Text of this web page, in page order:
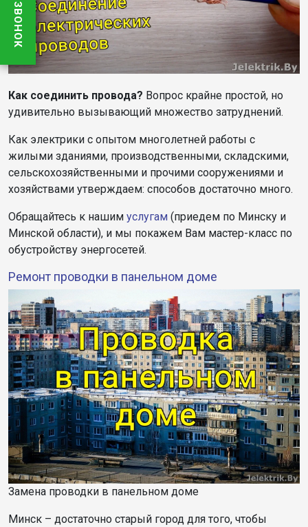
Как соединить провода? Вопрос крайне простой, но
удивительно вызывающий множество затруднений.
Как электрики с опытом многолетней работы с
жилыми зданиями, производственными, складскими,
сельскохозяйственными и прочими сооружениями и
хозяйствами утверждаем: способов достаточно много.
Обращайтесь к нашим услугам (приедем по Минску и
Минской области), и мы покажем Вам мастер-класс по
обустройству энергосетей.
Ремонт проводки в панельном доме
Замена проводки в панельном доме
Минск – достаточно старый город для того, чтобы